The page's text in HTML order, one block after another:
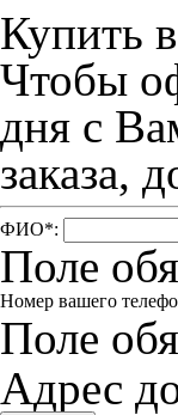
Купить
Чтобы
дня с
заказа,
ФИО*:
Поле
Номер вашего
Поле
Адрес